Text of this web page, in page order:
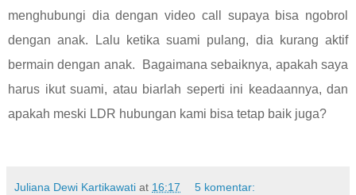
menghubungi dia dengan video call supaya bisa ngobrol
dengan anak. Lalu ketika suami pulang, dia kurang aktif
bermain dengan anak.
Bagaimana sebaiknya, apakah saya
harus ikut suami, atau biarlah seperti ini keadaannya, dan
apakah meski LDR hubungan kami bisa tetap baik juga?
Juliana Dewi Kartikawati at 16:17 5 komentar: